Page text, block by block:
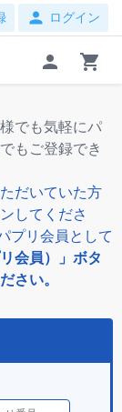
person ログイン
person shopping_cart
でも気軽にパ
もご登録でき
だいていた方
してくださ
プリ会員として
会員）」ボタ
さい。